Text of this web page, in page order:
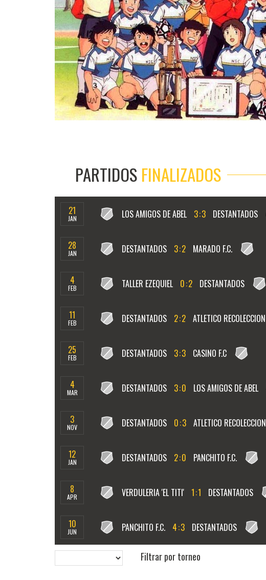
PARTIDOS FINALIZADOS
21
JAN LOS AMIGOS DE ABEL 3:3 DESTANTADOS
28
JAN DESTANTADOS 3:2 MARADO F.C.
4
FEB TALLER EZEQUIEL 0:2 DESTANTADOS
11
FEB DESTANTADOS 2:2 ATLETICO RECOLECCION
25
FEB DESTANTADOS 3:3 CASINO F.C
4
MAR DESTANTADOS 3:0 LOS AMIGOS DE ABEL
3
NOV DESTANTADOS 0:3 ATLETICO RECOLECCION
12
JAN DESTANTADOS 2:0 PANCHITO F.C.
8
APR VERDULERIA 'EL TITI' 1:1 DESTANTADOS
10
JUN PANCHITO F.C. 4:3 DESTANTADOS
Filtrar por torneo